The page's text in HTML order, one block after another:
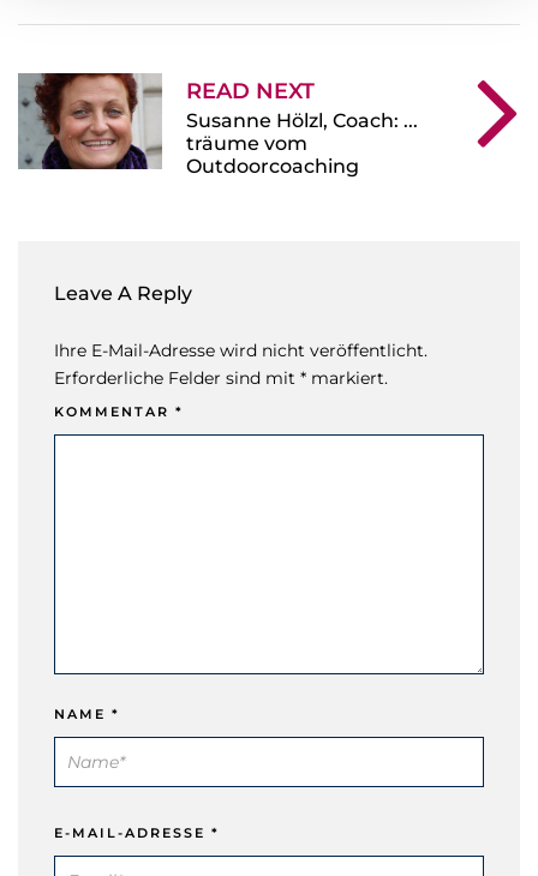
READ NEXT
Susanne Hölzl, Coach: ...
träume vom
Outdoorcoaching
Leave A Reply
Ihre E-Mail-Adresse wird nicht veröffentlicht.
Erforderliche Felder sind mit * markiert.
KOMMENTAR *
NAME *
E-MAIL-ADRESSE *